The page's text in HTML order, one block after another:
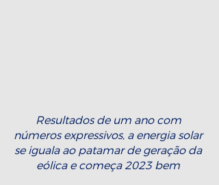
Resultados de um ano com
números expressivos, a energia solar
se iguala ao patamar de geração da
eólica e começa 2023 bem